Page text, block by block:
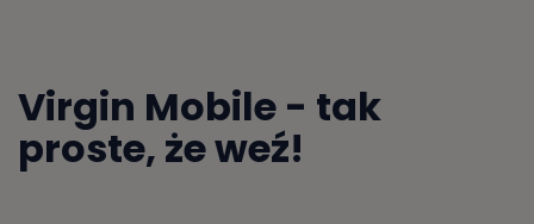
Virgin Mobile - tak
proste, że weź!